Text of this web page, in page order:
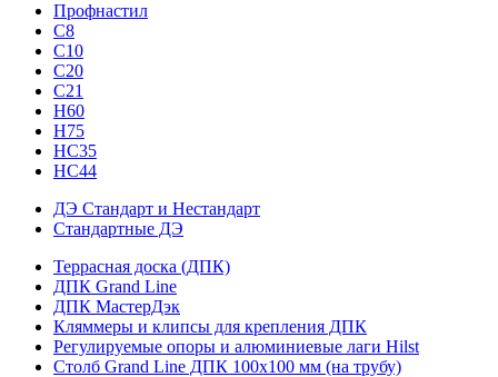
Профнастил
С8
С10
С20
С21
H60
H75
HС35
НС44
ДЭ Стандарт и Нестандарт
Стандартные ДЭ
Террасная доска (ДПК)
ДПК Grand Line
ДПК МастерДэк
Кляммеры и клипсы для крепления ДПК
Регулируемые опоры и алюминиевые лаги Hilst
Столб Grand Line ДПК 100х100 мм (на трубу)